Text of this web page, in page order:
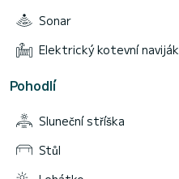
Sonar
Elektrický kotevní naviják
Pohodlí
Sluneční stříška
Stůl